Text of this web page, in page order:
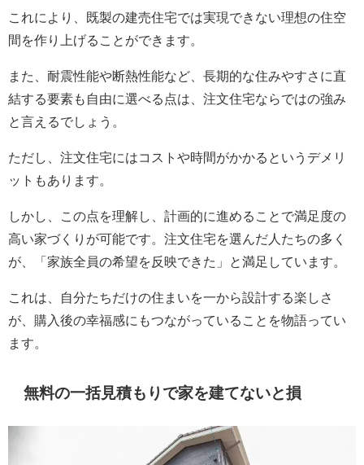
これにより、既製の建売住宅では実現できない理想の住空
間を作り上げることができます。
また、耐震性能や断熱性能など、長期的な住みやすさに直
結する要素も自由に選べる点は、注文住宅ならではの強み
と言えるでしょう。
ただし、注文住宅にはコストや時間がかかるというデメリ
ットもあります。
しかし、この点を理解し、計画的に進めることで満足度の
高い家づくりが可能です。注文住宅を選んだ人たちの多く
が、「家族全員の希望を反映できた」と満足しています。
これは、自分たちだけの住まいを一から設計する楽しさ
が、購入後の幸福感にもつながっていることを物語ってい
ます。
無料の一括見積もりで家を建てないと損